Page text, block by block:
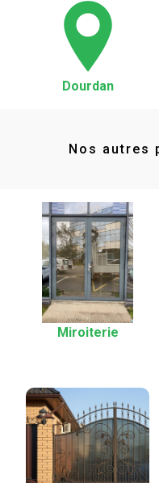
Dourdan
Nos autres
Miroiterie